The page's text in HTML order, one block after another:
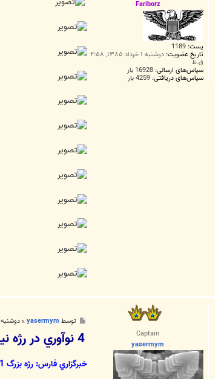
Fariborz
پست: 1189
تاریخ عضویت: دوشنبه ۱ خرداد ۱۳۸۵, ۲:۵۸
ق.ظ
سپاس‌های ارسالی: 16928 بار
سپاس‌های دریافتی: 4259 بار
Captain
yasermym
ت
توسط yasermym
»دوشنبه ۱ مهر ۱۳۸۷, ۳:۱۸ ب.ظ
4 نوآوري در رژه نيروهاي مسلح
خبرگزاري فارس: رژه بزرگ 31 شهريورماه نيروهاي مسلح كشورمان با 4 نوآوري در نمايش تجهيزات دفاعي همراه بود.